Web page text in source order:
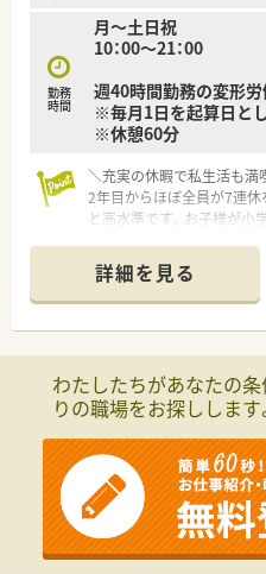
場です。
■女性の活躍を推進する「
しています。
【こんな方が活躍中】
ながらキャリアを継続させ
ます。
■20代の若手から最高齢は
在籍しており、世代を超え
ます。
■中途入社の方も多く、5
による丁寧な教育体制があ
です。
勤務
時間
月～土日祝
10：00～21：00
週40時間勤務の変形
※毎月1日を起算日と
※休憩60分
＼充実の休暇で私生活も満
2年目からほぼ全員が7連休
と高水準です。お子様が小
＊
【店舗情報と応需状況につい
■東京メトロ南北線の東大
■都営三田線の白山駅から
らのアクセスが非常に便利
■ドラッグストアでのOTC
【求人情報について】
■正社員として安定した就
人案件となっております。
■募集の職種は勤務薬剤師
活躍していただけます。
詳細を見る
わたしたちがあなたの
りの職場をお探しします